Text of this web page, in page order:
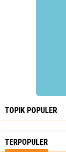
TOPIK POPULER
TERPOPULER